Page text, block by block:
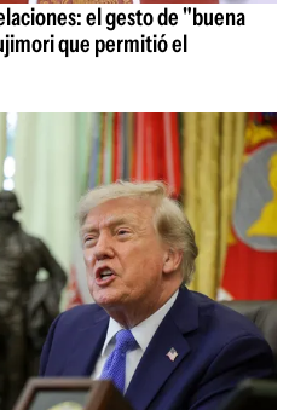
el gesto de "buena
que permitió el